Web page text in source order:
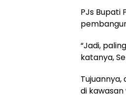
PJs Bupati
“Jadi,
katanya,
di kawasan